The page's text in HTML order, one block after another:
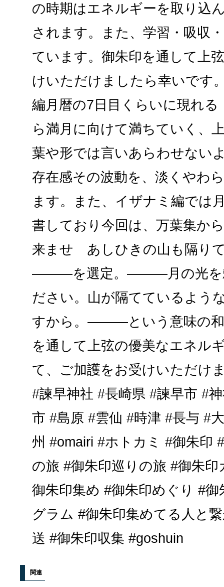
の時期はエネルギーを取り込
されます。また、学習・吸収
ています。御朱印を通して上
けいただけましたら幸いです
編月暦の7日目くらいに現れ
ら満月に向けて満ちていく、
葉や形では言いあらわせない
存在感その波動を、淡くやわ
ます。また、イザナミ編では
書しており今回は、万葉集
来ませ あしひきの山も隔り
―――を選定。―――月の光を
ださい。山が隔てているよう
すから。―――という意味の和
を通して上弦の優美なエネル
て、ご加護をお受けいただけ
#諫早神社 #長崎県 #諫早市 #
市 #島原 #雲仙 #時津 #長与 #
州 #omairi #ホトカミ #御朱印
の旅 #御朱印巡りの旅 #御朱
御朱印集め #御朱印めぐり #
グラム #御朱印集めてる人と
送 #御朱印収集 #goshuin
関連